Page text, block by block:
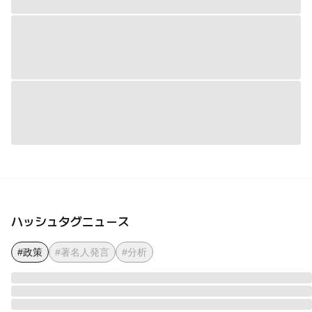
ハッシュタグニュース
#政策 #著名人発言 #分析